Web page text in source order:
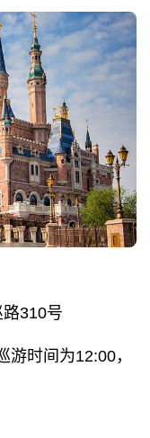
路310号
时间为12:00，